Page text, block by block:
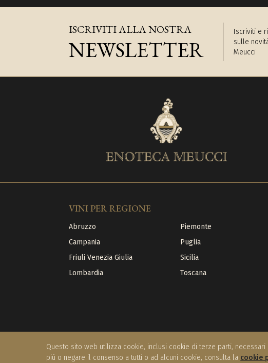
Questo sito web utilizza cookie, inclusi cookie di terze parti,
più o negare il consenso a tutti o ad alcuni cookie, consulta la cookie
ISCRIVITI ALLA NOSTRA
NEWSLETTER
Iscriviti e
sulle
Meucci
VINI PER REGIONE
Abruzzo
Campania
Friuli Venezia Giulia
Lombardia
Piemonte
Puglia
Sicilia
Toscana